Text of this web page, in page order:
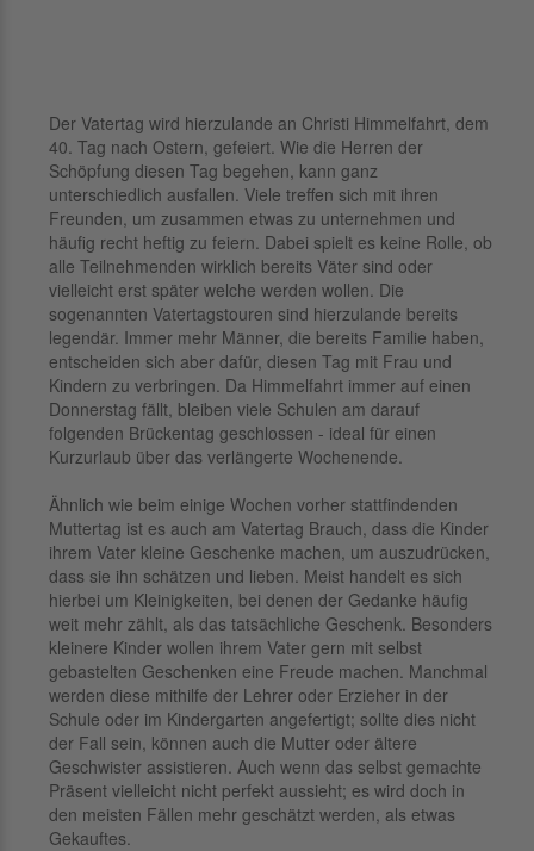
Der Vatertag wird hierzulande an Christi Himmelfahrt, dem
40. Tag nach Ostern, gefeiert. Wie die Herren der
Schöpfung diesen Tag begehen, kann ganz
unterschiedlich ausfallen. Viele treffen sich mit ihren
Freunden, um zusammen etwas zu unternehmen und
häufig recht heftig zu feiern. Dabei spielt es keine Rolle, ob
alle Teilnehmenden wirklich bereits Väter sind oder
vielleicht erst später welche werden wollen. Die
sogenannten Vatertagstouren sind hierzulande bereits
legendär. Immer mehr Männer, die bereits Familie haben,
entscheiden sich aber dafür, diesen Tag mit Frau und
Kindern zu verbringen. Da Himmelfahrt immer auf einen
Donnerstag fällt, bleiben viele Schulen am darauf
folgenden Brückentag geschlossen - ideal für einen
Kurzurlaub über das verlängerte Wochenende.
Ähnlich wie beim einige Wochen vorher stattfindenden
Muttertag ist es auch am Vatertag Brauch, dass die Kinder
ihrem Vater kleine Geschenke machen, um auszudrücken,
dass sie ihn schätzen und lieben. Meist handelt es sich
hierbei um Kleinigkeiten, bei denen der Gedanke häufig
weit mehr zählt, als das tatsächliche Geschenk. Besonders
kleinere Kinder wollen ihrem Vater gern mit selbst
gebastelten Geschenken eine Freude machen. Manchmal
werden diese mithilfe der Lehrer oder Erzieher in der
Schule oder im Kindergarten angefertigt; sollte dies nicht
der Fall sein, können auch die Mutter oder ältere
Geschwister assistieren. Auch wenn das selbst gemachte
Präsent vielleicht nicht perfekt aussieht; es wird doch in
den meisten Fällen mehr geschätzt werden, als etwas
Gekauftes.